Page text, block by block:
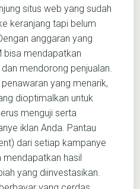
situs web yang sudah
keranjang tapi belum
anggaran yang
bisa mendapatkan
mendorong penjualan.
yang menarik,
dioptimalkan untuk
menguji serta
iklan Anda. Pantau
dari setiap kampanye
mendapatkan hasil
yang diinvestasikan.